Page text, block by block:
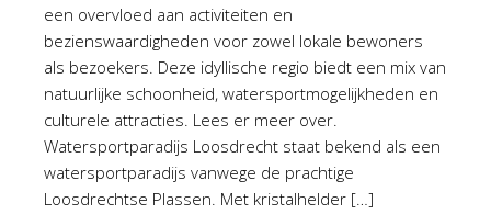
een overvloed aan activiteiten en
bezienswaardigheden voor zowel lokale bewoners
als bezoekers. Deze idyllische regio biedt een mix van
natuurlijke schoonheid, watersportmogelijkheden en
culturele attracties. Lees er meer over.
Watersportparadijs Loosdrecht staat bekend als een
watersportparadijs vanwege de prachtige
Loosdrechtse Plassen. Met kristalhelder […]